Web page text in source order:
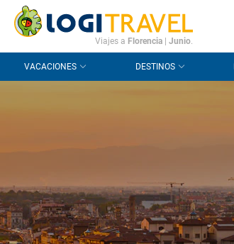
CONTACTO PREGUNTAS FRECUENTES
Viajes a Florencia| Junio.
VACACIONES DESTINOS